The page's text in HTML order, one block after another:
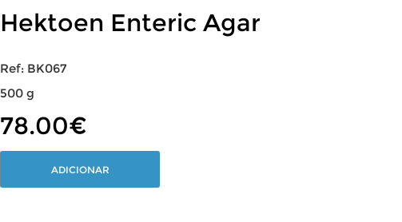
Hektoen Enteric Agar
Ref: BK067
500 g
78.00€
ADICIONAR